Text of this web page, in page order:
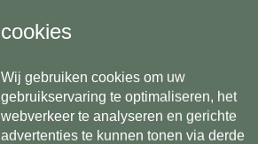
Telefoonnummer*
Postcode*
cookies
Wij gebruiken cookies om uw
gebruikservaring te optimaliseren, het
webverkeer te analyseren en gerichte
advertenties te kunnen tonen via derde